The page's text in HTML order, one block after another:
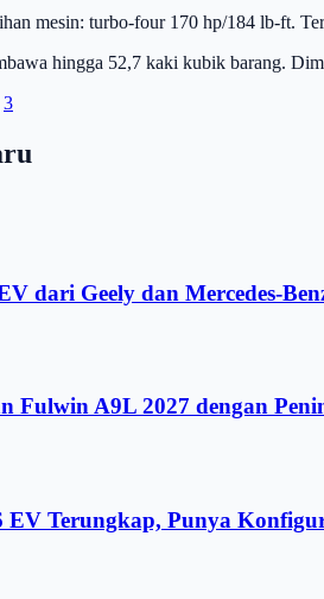
mesin: turbo-four 170 hp/184 lb-ft.
hingga 52,7 kaki kubik barang.
3
dari Geely dan Mercedes-
Fulwin A9L 2027 dengan
Terungkap, Punya